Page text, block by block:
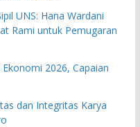
UNS: Hana Wardani
Rami untuk Pemugaran
2026, Capaian
dan Integritas Karya